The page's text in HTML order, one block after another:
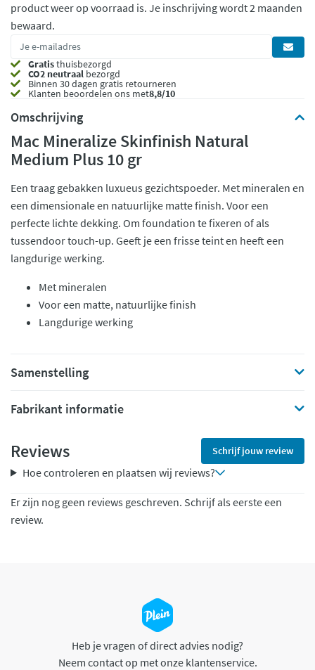
product weer op voorraad is. Je inschrijving wordt 2 maanden
bewaard.
Gratisthuisbezorgd
CO2 neutraal bezorgd
Binnen 30 dagen gratis retourneren
Klanten beoordelen ons met8,8/10
Omschrijving
Mac Mineralize Skinfinish Natural
Medium Plus 10 gr
Een traag gebakken luxueus gezichtspoeder. Met mineralen en
een dimensionale en natuurlijke matte finish. Voor een
perfecte lichte dekking. Om foundation te fixeren of als
tussendoor touch-up. Geeft je een frisse teint en heeft een
langdurige werking.
Met mineralen
Voor een matte, natuurlijke finish
Langdurige werking
Samenstelling
Fabrikant informatie
Reviews Schrijf jouw review
Hoe controleren en plaatsen wij reviews?
Er zijn nog geen reviews geschreven. Schrijf als eerste een
review.
Heb je vragen of direct advies nodig?
Neem contact op met onze klantenservice.